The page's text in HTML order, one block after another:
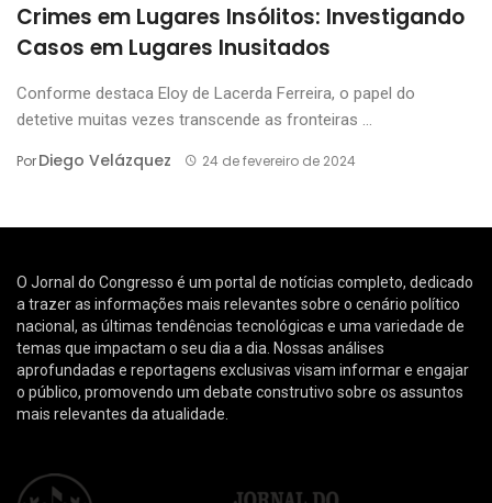
Crimes em Lugares Insólitos: Investigando
Casos em Lugares Inusitados
Conforme destaca Eloy de Lacerda Ferreira, o papel do
detetive muitas vezes transcende as fronteiras ...
PorDiego Velázquez 24 de fevereiro de 2024
O Jornal do Congresso é um portal de notícias completo, dedicado
a trazer as informações mais relevantes sobre o cenário político
nacional, as últimas tendências tecnológicas e uma variedade de
temas que impactam o seu dia a dia. Nossas análises
aprofundadas e reportagens exclusivas visam informar e engajar
o público, promovendo um debate construtivo sobre os assuntos
mais relevantes da atualidade.